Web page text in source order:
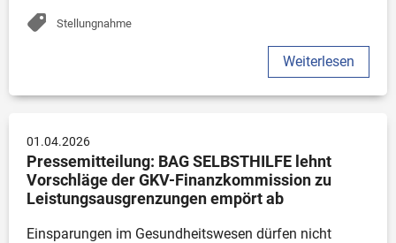
Stellungnahme
Weiterlesen
01.04.2026
Pressemitteilung: BAG SELBSTHILFE lehnt
Vorschläge der GKV-Finanzkommission zu
Leistungsausgrenzungen empört ab
Einsparungen im Gesundheitswesen dürfen nicht